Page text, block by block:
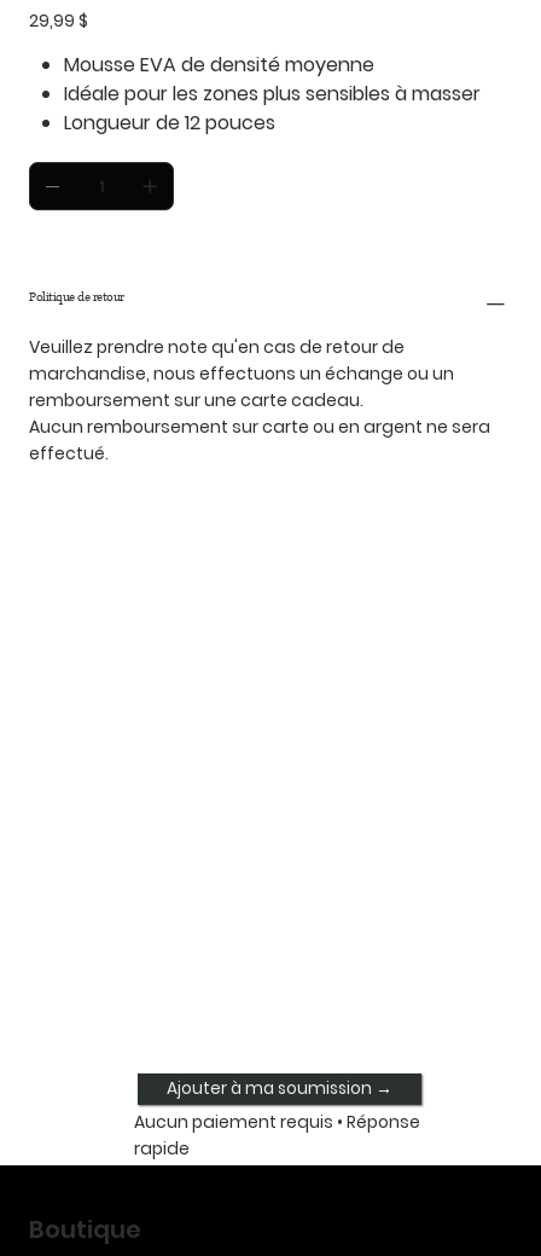
Prix
29,99 $
Mousse EVA de densité moyenne
Idéale pour les zones plus sensibles à masser
Longueur de 12 pouces
Politique de retour
Veuillez prendre note qu'en cas de retour de
marchandise, nous effectuons un échange ou un
remboursement sur une carte cadeau.
Aucun remboursement sur carte ou en argent ne sera
effectué.
Ajouter à ma soumission →
Aucun paiement requis • Réponse
rapide
Boutique